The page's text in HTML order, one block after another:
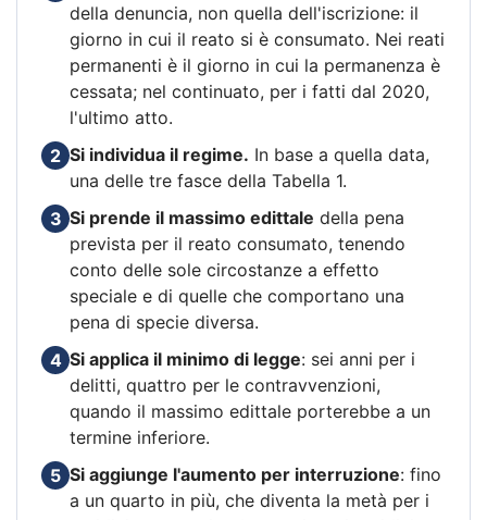
della denuncia, non quella dell'iscrizione: il
giorno in cui il reato si è consumato. Nei reati
permanenti è il giorno in cui la permanenza è
cessata; nel continuato, per i fatti dal 2020,
l'ultimo atto.
2 Si individua il regime. In base a quella data,
una delle tre fasce della Tabella 1.
3 Si prende il massimo edittale della pena
prevista per il reato consumato, tenendo
conto delle sole circostanze a effetto
speciale e di quelle che comportano una
pena di specie diversa.
4 Si applica il minimo di legge: sei anni per i
delitti, quattro per le contravvenzioni,
quando il massimo edittale porterebbe a un
termine inferiore.
5 Si aggiunge l'aumento per interruzione: fino
a un quarto in più, che diventa la metà per i